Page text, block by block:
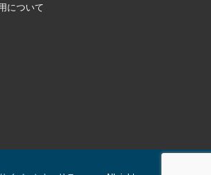
について